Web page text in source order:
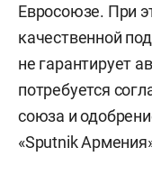
Евросоюзе. При
качественной
не гарантирует
потребуется
союза и
«Sputnik